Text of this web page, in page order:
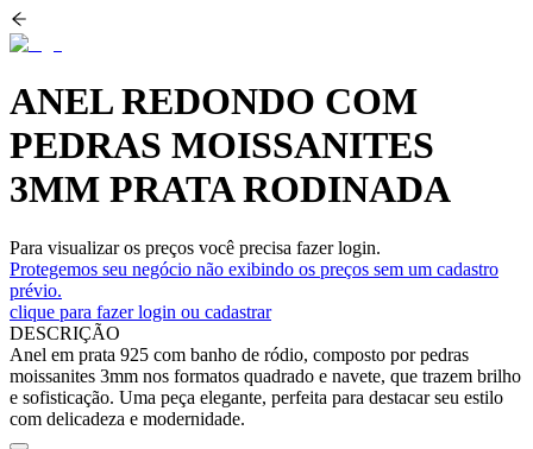
ANEL REDONDO COM
PEDRAS MOISSANITES
3MM PRATA RODINADA
Para visualizar os preços você precisa fazer login.
Protegemos seu negócio não exibindo os preços sem um cadastro
prévio.
clique para fazer login ou cadastrar
DESCRIÇÃO
Anel em prata 925 com banho de ródio, composto por pedras
moissanites 3mm nos formatos quadrado e navete, que trazem brilho
e sofisticação. Uma peça elegante, perfeita para destacar seu estilo
com delicadeza e modernidade.